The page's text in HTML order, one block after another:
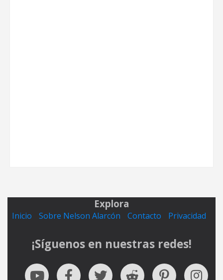
Explora
Inicio Sobre Nelson Alarcón Contacto Privacidad
¡Síguenos en nuestras redes!